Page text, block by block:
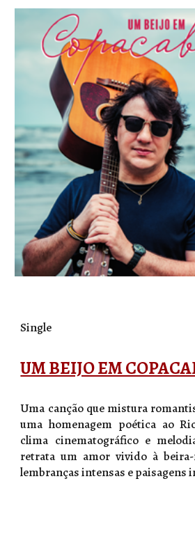
Single
UM BEIJO EM
Uma canção que mistura
uma homenagem poética ao
clima cinematográfico e
retrata um amor vivido à
lembranças intensas e paisagens